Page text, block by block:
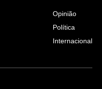
Opinião
Política
Internacional